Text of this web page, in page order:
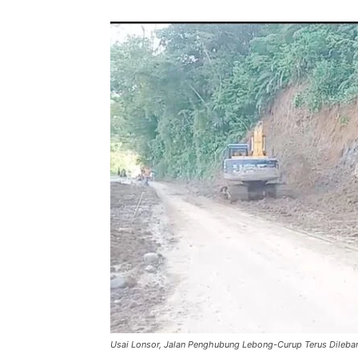
Usai Lonsor, Jalan Penghubung Lebong-Curup Terus